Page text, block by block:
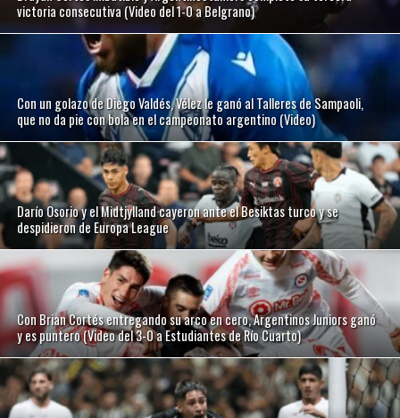
victoria consecutiva (Video del 1-0 a Belgrano)
Con un golazo de Diego Valdés, Vélez le ganó al Talleres de Sampaoli,
que no da pie con bola en el campeonato argentino (Video)
Darío Osorio y el Midtjylland cayeron ante el Besiktas turco y se
despidieron de Europa League
Con Brian Cortés entregando su arco en cero, Argentinos Juniors ganó
y es puntero (Video del 3-0 a Estudiantes de Río Cuarto)